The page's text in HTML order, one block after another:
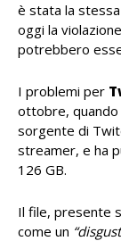
è stata la
oggi la
potrebbero
I problemi per
ottobre, quando
sorgente di
streamer, e ha
126 GB.
Il file, presente
come un